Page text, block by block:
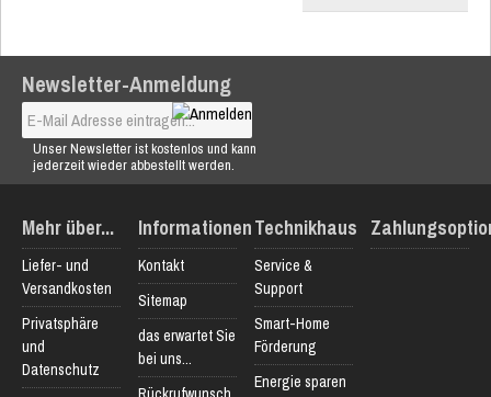
Newsletter-Anmeldung
Unser Newsletter ist kostenlos und kann
jederzeit wieder abbestellt werden.
Mehr über...
Liefer- und
Versandkosten
Privatsphäre
und
Datenschutz
Informationen
Kontakt
Sitemap
das erwartet Sie
bei uns...
Technikhaus
Service &
Support
Smart-Home
Förderung
Energie sparen